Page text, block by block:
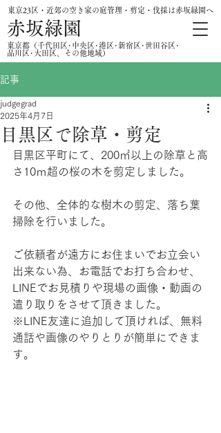
東京23区・近郊の空き家の庭管理・剪定・伐採は赤坂緑園へ
赤坂緑園
​東京都（千代田区･中央区･港区･新宿区･世田谷区･
品川区･大田区、その他地域）
記事
目黒区で除草・剪定
judgegrad
2025年4月7日
目黒区平町にて、200㎡以上の除草と高
さ10ｍ超の桜の木を剪定しました。
その他、全体的な樹木の剪定、落ち葉
掃除を行いました。
ご依頼者が遠方にお住まいでお立会い
出来ない為、お電話でお打ち合わせ、
LINEでお見積りや現場の画像・動画の
遣り取りをさせて頂きました。
※LINE友達に追加して頂ければ、無料
通話や画像のやりとりが簡単にできま
す。